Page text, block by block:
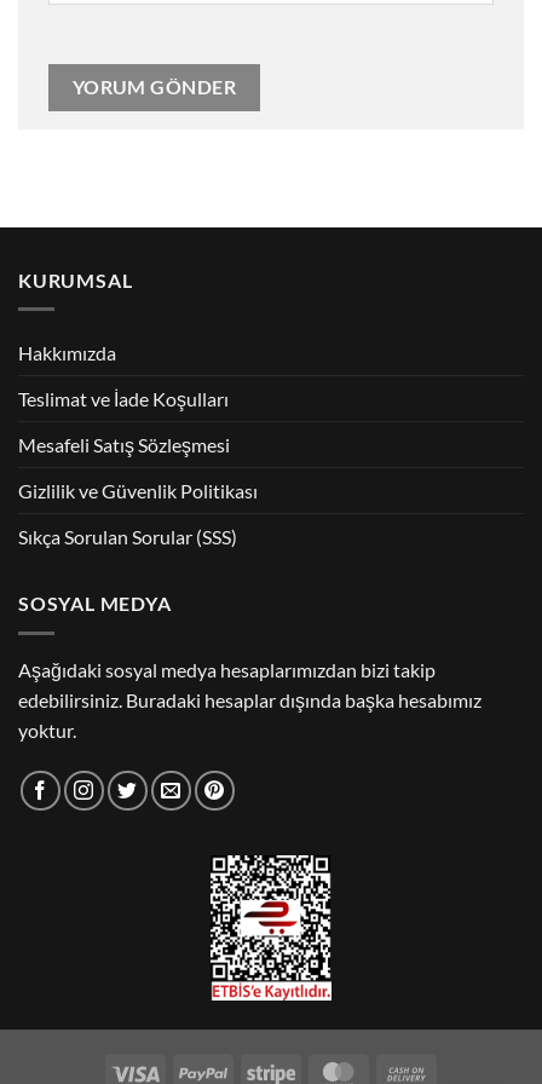
KURUMSAL
Hakkımızda
Teslimat ve İade Koşulları
Mesafeli Satış Sözleşmesi
Gizlilik ve Güvenlik Politikası
Sıkça Sorulan Sorular (SSS)
SOSYAL MEDYA
Aşağıdaki sosyal medya hesaplarımızdan bizi takip
edebilirsiniz. Buradaki hesaplar dışında başka hesabımız
yoktur.
Visa PayPal Stripe MasterCard